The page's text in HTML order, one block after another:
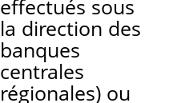
effectués sous
la direction des
banques
centrales
régionales) ou